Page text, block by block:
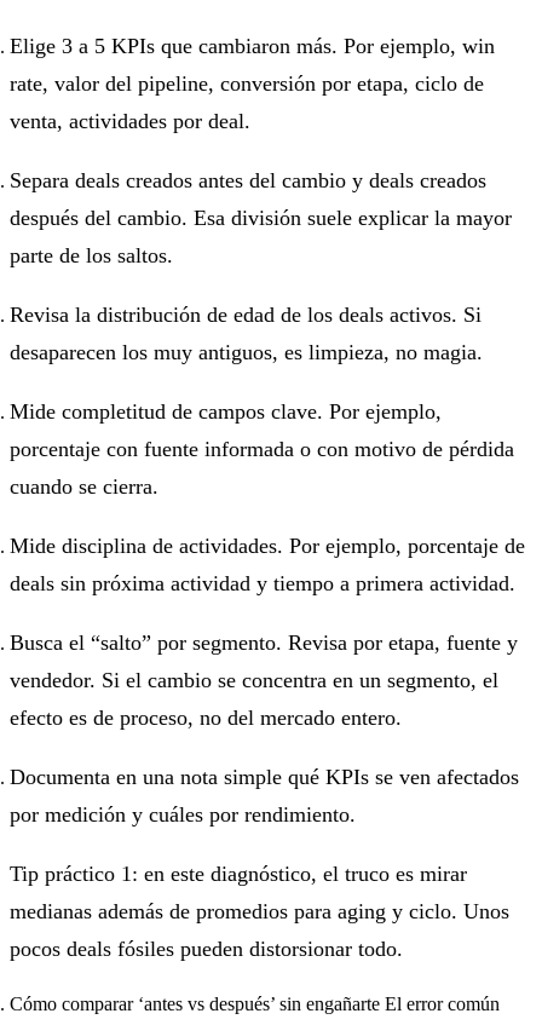
Elige 3 a 5 KPIs que cambiaron más. Por ejemplo, win
rate, valor del pipeline, conversión por etapa, ciclo de
venta, actividades por deal.
Separa deals creados antes del cambio y deals creados
después del cambio. Esa división suele explicar la mayor
parte de los saltos.
Revisa la distribución de edad de los deals activos. Si
desaparecen los muy antiguos, es limpieza, no magia.
Mide completitud de campos clave. Por ejemplo,
porcentaje con fuente informada o con motivo de pérdida
cuando se cierra.
Mide disciplina de actividades. Por ejemplo, porcentaje de
deals sin próxima actividad y tiempo a primera actividad.
Busca el “salto” por segmento. Revisa por etapa, fuente y
vendedor. Si el cambio se concentra en un segmento, el
efecto es de proceso, no del mercado entero.
Documenta en una nota simple qué KPIs se ven afectados
por medición y cuáles por rendimiento.
Tip práctico 1: en este diagnóstico, el truco es mirar
medianas además de promedios para aging y ciclo. Unos
pocos deals fósiles pueden distorsionar todo.
Cómo comparar ‘antes vs después’ sin engañarte El error común